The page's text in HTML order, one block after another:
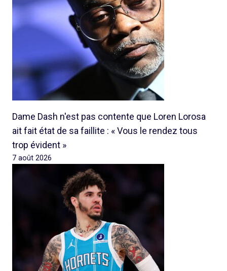
Dame Dash n'est pas contente que Loren Lorosa
ait fait état de sa faillite : « Vous le rendez tous
trop évident »
7 août 2026